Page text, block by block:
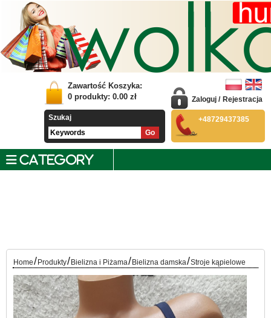
Zawartość Koszyka:
0 produkty: 0.00 zł
Szukaj
Zaloguj / Rejestracja
+48729437385
CATEGORY
Home/ Produkty/ Bielizna i Piżama/ Bielizna damska/Stroje kąpielowe